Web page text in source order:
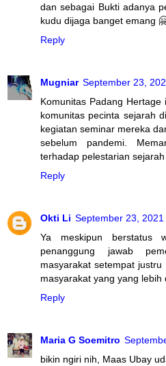
dan sebagai Bukti adanya
kudu dijaga banget emang
Reply
Mugniar September 23,
Komunitas Padang
komunitas pecinta sejarah
kegiatan seminar mereka
sebelum pandemi.
terhadap pelestarian
Reply
Okti Li September 23, 2021
Ya meskipun berstatus
penanggung jawab
masyarakat setempat
masyarakat yang yang lebih
Reply
Maria G Soemitro
bikin ngiri nih, Maas Ubay